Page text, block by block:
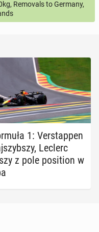
Removals to Germany,
1: Ver­stap­pen
Leclerc
z pole po­si­tion w